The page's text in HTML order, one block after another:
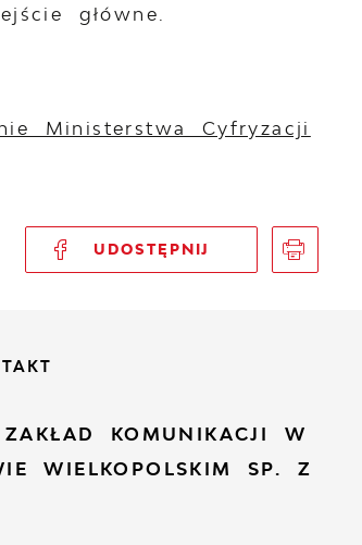
główne.
Ministerstwa Cyfryzacji
UDOSTĘPNIJ
KOMUNIKACJI W
WIELKOPOLSKIM SP. Z